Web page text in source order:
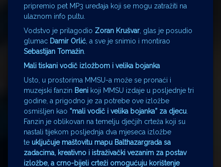
pripremio pet MP3 uređaja koji se mogu zatražiti na
ulaznom info pultu.
Vodstvo je prilagodio Zoran Krušvar, glas je posudio
glumac Damir Orlić , a sve je snimio i montirao
Sebastijan Tomažin
Mali tiskani vodič izložbom i velika bojanka
Usto, u prostorima MMSU-a može se pronaći i
muzejski fanzin Beni koji MMSU izdaje u posljednje tri
godine, a prigodno je za potrebe ove izložbe
osmišljen kao “mali vodič i velika bojanka” za djecu
Fanzin je oblikovan na temelju dječjih crteža koji su
nastali tijekom posljednja dva mjeseca izložbe
te uključuje maštovitu mapu Balthazargrada sa
zadacima, kreativno i istraživački vezanim za postav
izložbe, a crno-bijeli crteži omogućuju korištenje